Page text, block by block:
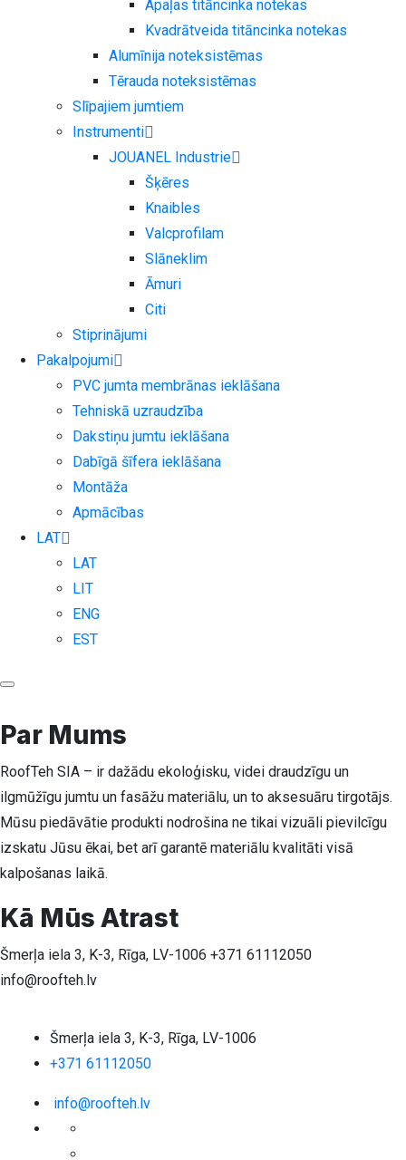
Apaļas titāncinka notekas
Kvadrātveida titāncinka notekas
Alumīnija noteksistēmas
Tērauda noteksistēmas
Slīpajiem jumtiem
Instrumenti
JOUANEL Industrie
Šķēres
Knaibles
Valcprofilam
Slāneklim
Āmuri
Citi
Stiprinājumi
Pakalpojumi
PVC jumta membrānas ieklāšana
Tehniskā uzraudzība
Dakstiņu jumtu ieklāšana
Dabīgā šīfera ieklāšana
Montāža
Apmācības
LAT
LAT
LIT
ENG
EST
Par Mums
RoofTeh SIA – ir dažādu ekoloģisku, videi draudzīgu un
ilgmūžīgu jumtu un fasāžu materiālu, un to aksesuāru tirgotājs.
Mūsu piedāvātie produkti nodrošina ne tikai vizuāli pievilcīgu
izskatu Jūsu ēkai, bet arī garantē materiālu kvalitāti visā
kalpošanas laikā.
Kā Mūs Atrast
Šmerļa iela 3, K-3, Rīga, LV-1006 +371 61112050
info@roofteh.lv
Šmerļa iela 3, K-3, Rīga, LV-1006
+371 61112050
info@roofteh.lv